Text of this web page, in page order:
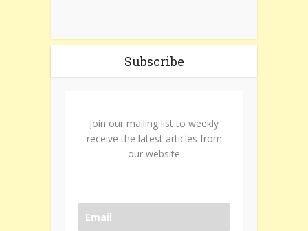
Subscribe
Join our mailing list to weekly
receive the latest articles from
our website